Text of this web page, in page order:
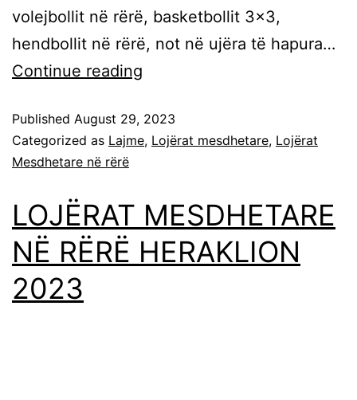
volejbollit në rërë, basketbollit 3×3,
hendbollit në rërë, not në ujëra të hapura…
Continue reading
Published August 29, 2023
Categorized as Lajme, Lojërat mesdhetare, Lojërat
Mesdhetare në rërë
LOJËRAT MESDHETARE
NË RËRË HERAKLION
2023